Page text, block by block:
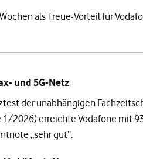
als Treue-Vorteil für
und 5G-Netz
der unabhängigen
1/2026) erreichte Vodafone mit
„sehr gut“.